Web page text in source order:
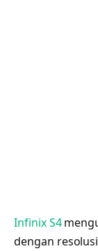
Infinix S4
dengan